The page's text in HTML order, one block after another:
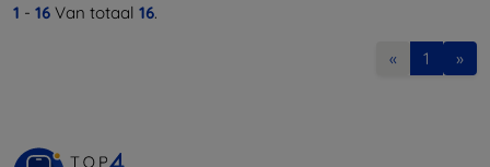
1 - 16 Van totaal 16.
« 1 »